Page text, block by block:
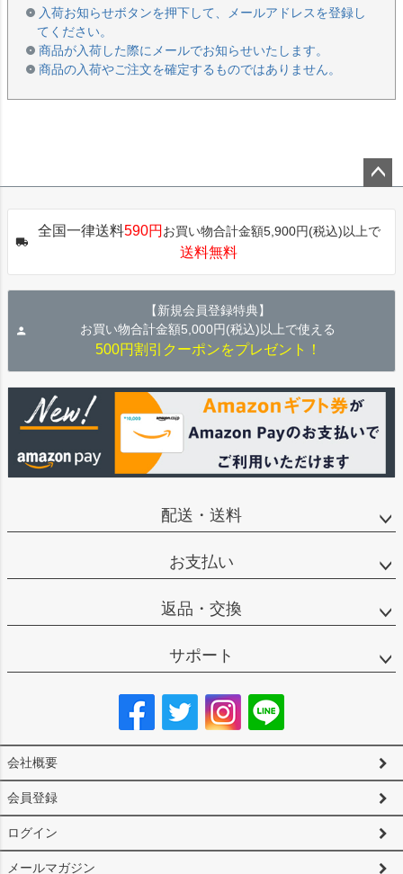
入荷お知らせボタンを押下して、メールアドレスを登録し
てください。
商品が入荷した際にメールでお知らせいたします。
商品の入荷やご注文を確定するものではありません。
ップ
全国一律送料590円 お買い物合計金額5,900円(税込)以上で
送料無料
【新規会員登録特典】
お買い物合計金額5,000円(税込)以上で使える
500円割引クーポンをプレゼント！
配送・送料
お支払い
返品・交換
サポート
会社概要
会員登録
ログイン
メールマガジン